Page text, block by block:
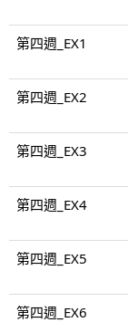
第四週_EX1
第四週_EX2
第四週_EX3
第四週_EX4
第四週_EX5
第四週_EX6